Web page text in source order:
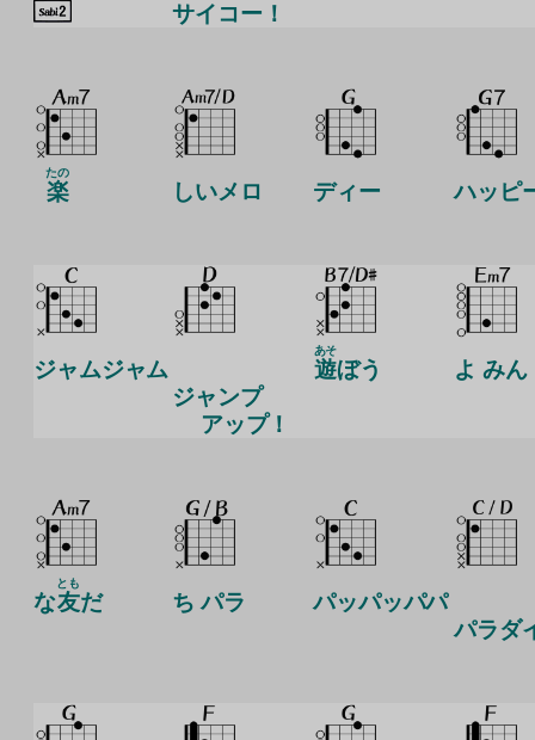
サイコー！
楽
たの
しいメロ ディー ハッピ
ジャムジャム
ジャンプ
アップ！
遊
あそ
ぼう よ みん
な友
とも
だ ち パラ
パッパッパパ
パラダ